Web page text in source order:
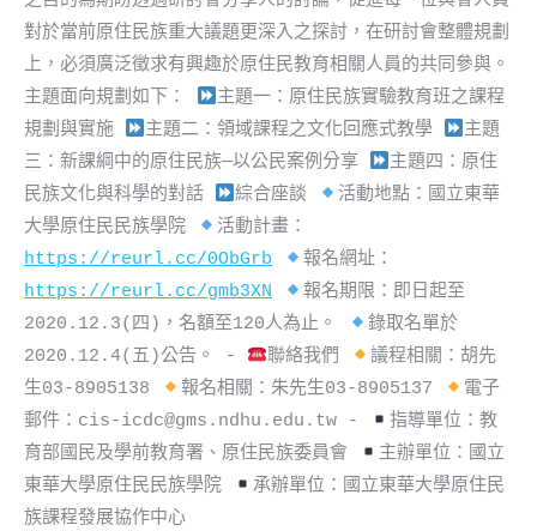
對於當前原住民族重大議題更深入之探討，在研討會整體規劃
上，必須廣泛徵求有興趣於原住民教育相關人員的共同參與。
主題面向規劃如下：
主題一：原住民族實驗教育班之課程
規劃與實施
主題二：領域課程之文化回應式教學
主題
三：新課綱中的原住民族─以公民案例分享
主題四：原住
民族文化與科學的對話
綜合座談
活動地點：國立東華
大學原住民民族學院
活動計畫：
https://reurl.cc/0ObGrb
報名網址：
https://reurl.cc/gmb3XN
報名期限：即日起至
2020.12.3(四)，名額至120人為止。
錄取名單於
2020.12.4(五)公告。 -
聯絡我們
議程相關：胡先
生03-8905138
報名相關：朱先生03-8905137
電子
郵件：cis-icdc@gms.ndhu.edu.tw -
指導單位：教
育部國民及學前教育署、原住民族委員會
主辦單位：國立
東華大學原住民民族學院
承辦單位：國立東華大學原住民
族課程發展協作中心